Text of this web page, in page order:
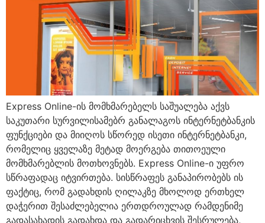
Express Online-ის მომხმარებელს საშუალება აქვს
საკუთარი სურვილისამებრ განალაგოს ინტერნეტბანკის
ფუნქციები და მიიღოს სწორედ ისეთი ინტერნეტბანკი,
რომელიც ყველაზე მეტად მოერგება თითოეული
მომხმარებლის მოთხოვნებს. Express Online-ი უფრო
სწრაფადაც იტვირთება. სისწრაფეს განაპირობებს ის
ფაქტიც, რომ გადახდის ღილაკზე მხოლოდ ერთხელ
დაჭერით შესაძლებელია ერთდროულად რამდენიმე
გადასახადის გადახდა და გადარიცხვის შესრულება,